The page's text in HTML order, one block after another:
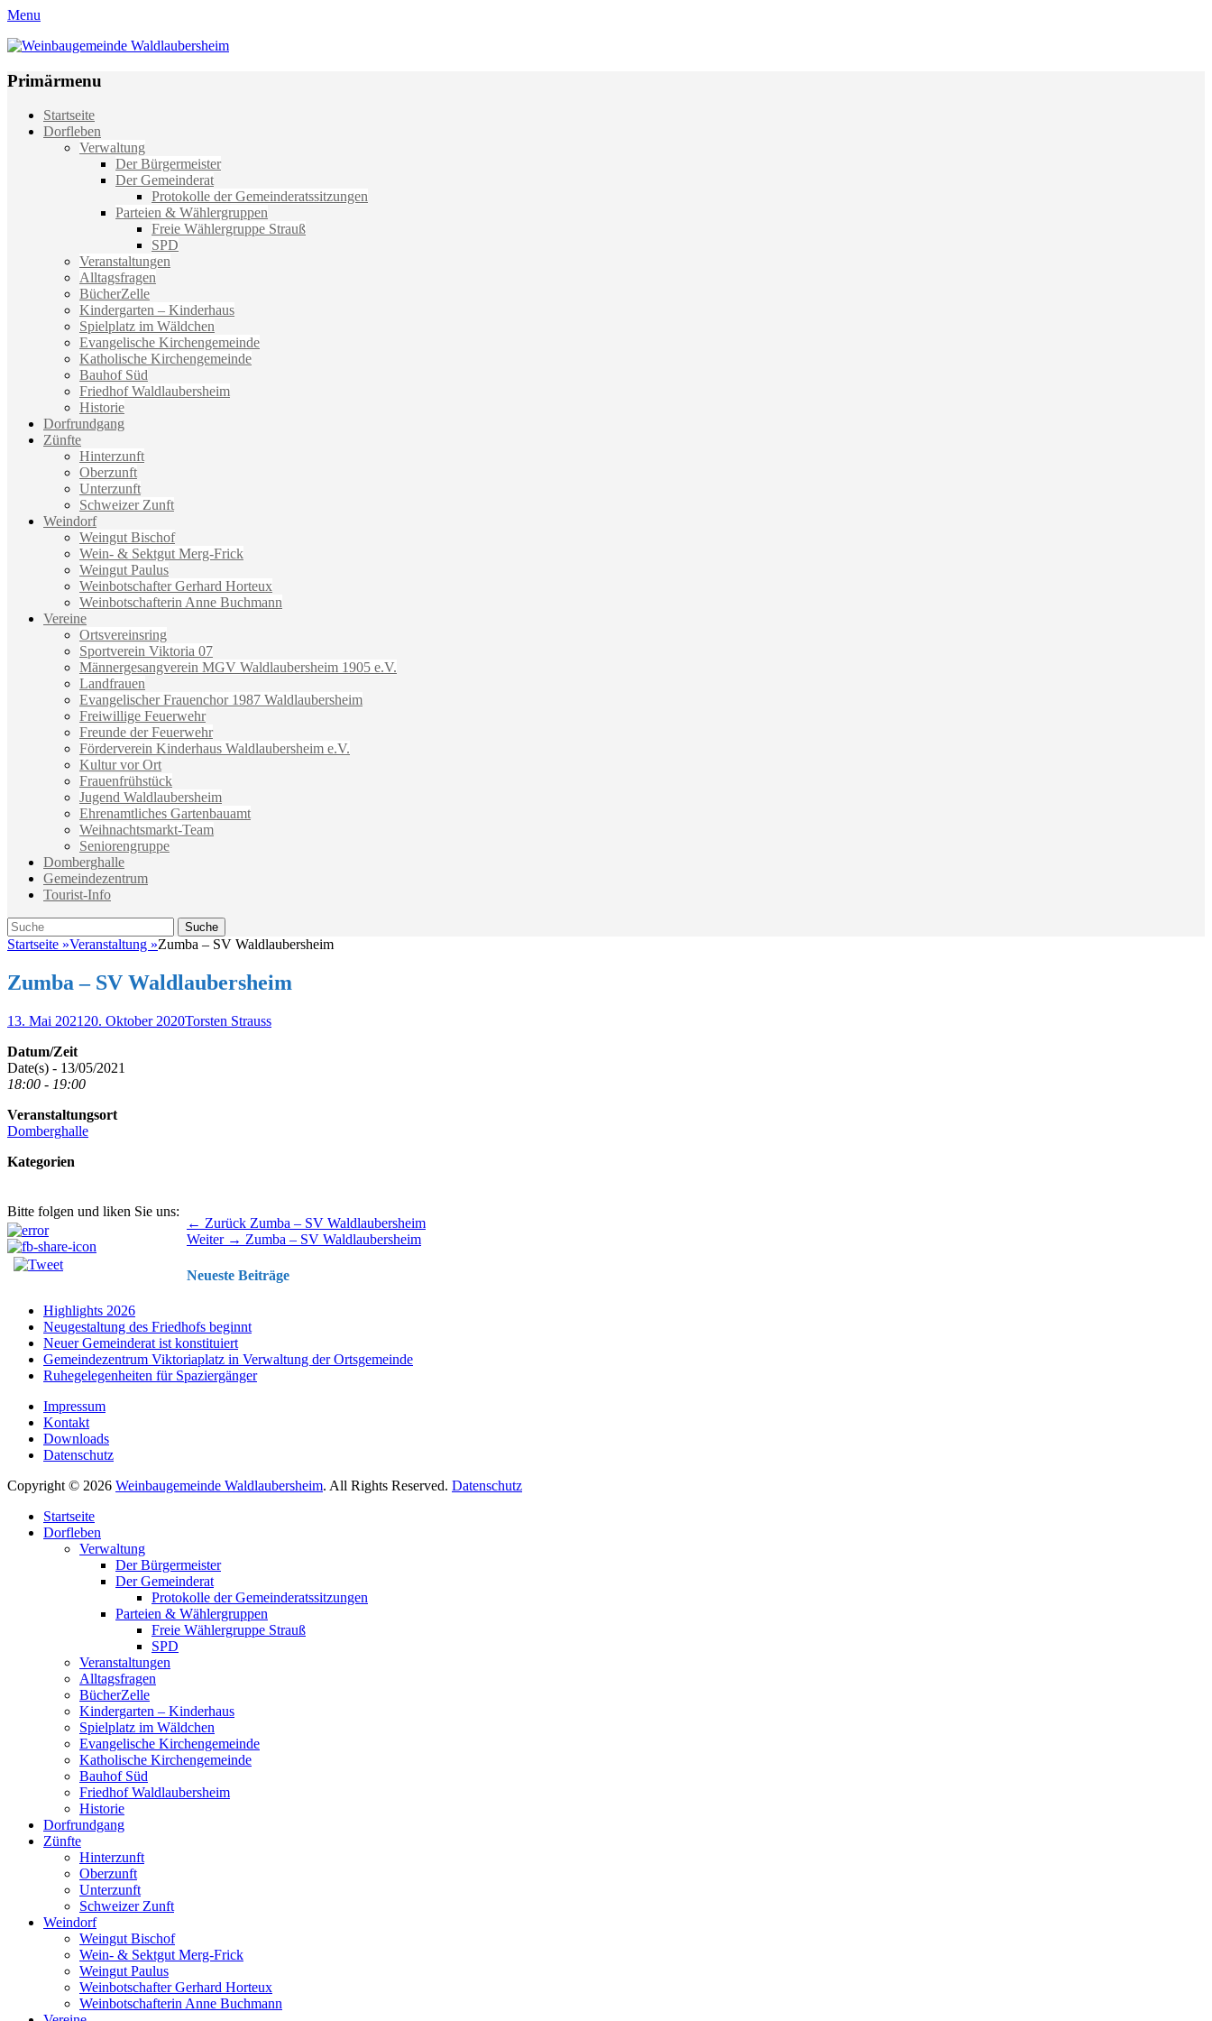
Menu
Weinbaugemeinde Waldlaubersheim
Primärmenu
Weiter
zum
Startseite
Dorfleben
Verwaltung
Der Bürgermeister
Der Gemeinderat
Protokolle der Gemeinderatssitzungen
Parteien & Wählergruppen
Freie Wählergruppe Strauß
SPD
Veranstaltungen
Alltagsfragen
BücherZelle
Kindergarten – Kinderhaus
Spielplatz im Wäldchen
Evangelische Kirchengemeinde
Katholische Kirchengemeinde
Bauhof Süd
Friedhof Waldlaubersheim
Historie
Dorfrundgang
Zünfte
Hinterzunft
Oberzunft
Unterzunft
Schweizer Zunft
Weindorf
Weingut Bischof
Wein- & Sektgut Merg-Frick
Weingut Paulus
Weinbotschafter Gerhard Horteux
Weinbotschafterin Anne Buchmann
Vereine
Ortsvereinsring
Sportverein Viktoria 07
Männergesangverein MGV Waldlaubersheim 1905 e.V.
Landfrauen
Evangelischer Frauenchor 1987 Waldlaubersheim
Freiwillige Feuerwehr
Freunde der Feuerwehr
Förderverein Kinderhaus Waldlaubersheim e.V.
Kultur vor Ort
Frauenfrühstück
Jugend Waldlaubersheim
Ehrenamtliches Gartenbauamt
Weihnachtsmarkt-Team
Seniorengruppe
Domberghalle
Gemeindezentrum
Tourist-Info
Suche
Suche
nach:
Startseite »Veranstaltung »Zumba – SV Waldlaubersheim
Zumba – SV Waldlaubersheim
Veröffentlicht
13. Mai 2021 20. Oktober 2020Autor
Torsten Strauss
Datum/Zeit
Date(s) - 13/05/2021
18:00 - 19:00
Veranstaltungsort
Domberghalle
Kategorien
Bitte folgen und liken Sie uns:
Beitragsnavigation ← Zurück Vorhergehender
Beitrag:
Zumba – SV Waldlaubersheim
Weiter → Nächster
Zumba – SV Waldlaubersheim
Neueste Beiträge
Highlights 2026
Neugestaltung des Friedhofs beginnt
Neuer Gemeinderat ist konstituiert
Gemeindezentrum Viktoriaplatz in Verwaltung der Ortsgemeinde
Ruhegelegenheiten für Spaziergänger
Impressum
Kontakt
Downloads
Datenschutz
Copyright © 2026 Weinbaugemeinde Waldlaubersheim. All Rights Reserved. Datenschutz
oben
scrollen
Startseite
Dorfleben
Verwaltung
Der Bürgermeister
Der Gemeinderat
Protokolle der Gemeinderatssitzungen
Parteien & Wählergruppen
Freie Wählergruppe Strauß
SPD
Veranstaltungen
Alltagsfragen
BücherZelle
Kindergarten – Kinderhaus
Spielplatz im Wäldchen
Evangelische Kirchengemeinde
Katholische Kirchengemeinde
Bauhof Süd
Friedhof Waldlaubersheim
Historie
Dorfrundgang
Zünfte
Hinterzunft
Oberzunft
Unterzunft
Schweizer Zunft
Weindorf
Weingut Bischof
Wein- & Sektgut Merg-Frick
Weingut Paulus
Weinbotschafter Gerhard Horteux
Weinbotschafterin Anne Buchmann